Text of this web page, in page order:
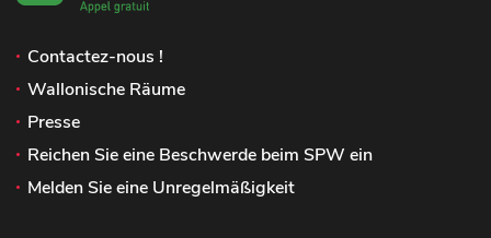
Contactez-nous !
Wallonische Räume
Presse
Reichen Sie eine Beschwerde beim SPW ein
Melden Sie eine Unregelmäßigkeit